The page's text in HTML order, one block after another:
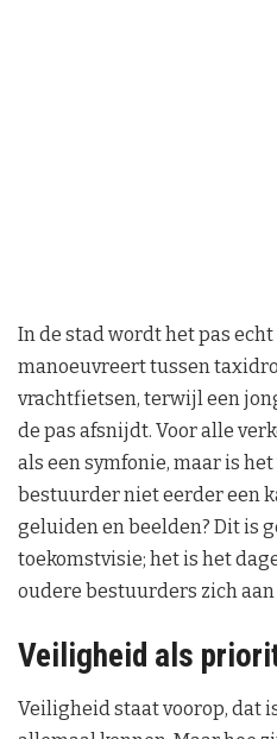
In de stad wordt het pas echt
manoeuvreert tussen
vrachtfietsen, terwijl een
de pas afsnijdt. Voor alle
als een symfonie, maar is
bestuurder niet eerder een
geluiden en beelden? Dit is
toekomstvisie; het is het
oudere bestuurders zich
Veiligheid als
Veiligheid staat voorop, dat